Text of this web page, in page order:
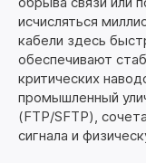
исчисляться
кабели здесь
обеспечивают
критических
промышленный
(FTP/SFTP),
сигнала и